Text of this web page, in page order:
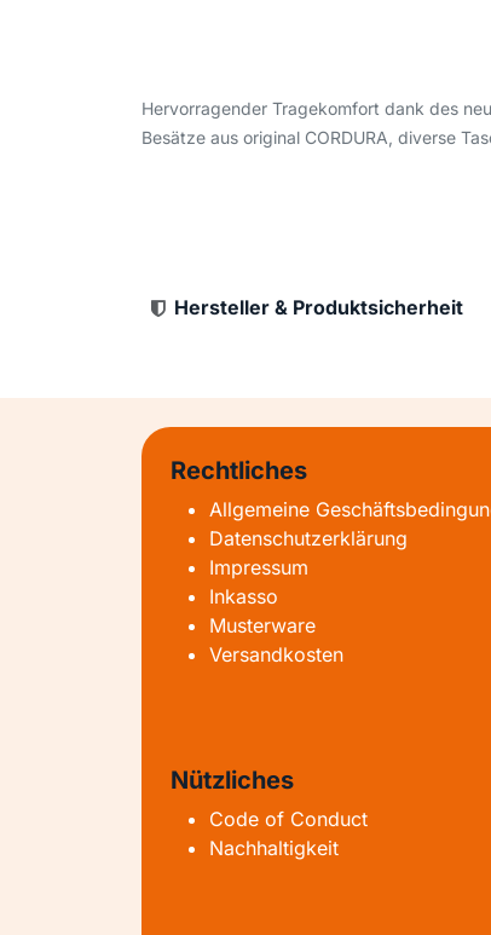
Hervorragender Tragekomfort dank des
Besätze aus original CORDURA, diverse
Hersteller & Produktsicherheit
Rechtliches
Allgemeine
Datenschutzerklärung
Impressum
Inkasso
Musterware
Versandkosten
Nützliches
Code of Conduct
Nachhaltigkeit